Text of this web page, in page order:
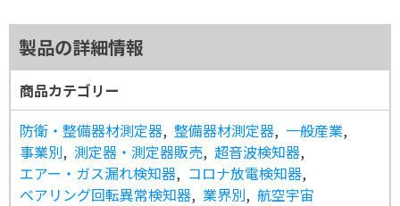
製品の詳細情報
商品カテゴリー
防衛・整備器材測定器, 整備器材測定器, 一般産業,
事業別, 測定器・測定器販売, 超音波検知器,
エアー・ガス漏れ検知器, コロナ放電検知器,
ベアリング回転異常検知器, 業界別, 航空宇宙